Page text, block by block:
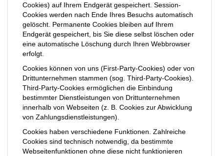
Cookies) auf Ihrem Endgerät gespeichert. Session-
Cookies werden nach Ende Ihres Besuchs automatisch
gelöscht. Permanente Cookies bleiben auf Ihrem
Endgerät gespeichert, bis Sie diese selbst löschen oder
eine automatische Löschung durch Ihren Webbrowser
erfolgt.
Cookies können von uns (First-Party-Cookies) oder von
Drittunternehmen stammen (sog. Third-Party-Cookies).
Third-Party-Cookies ermöglichen die Einbindung
bestimmter Dienstleistungen von Drittunternehmen
innerhalb von Webseiten (z. B. Cookies zur Abwicklung
von Zahlungsdienstleistungen).
Cookies haben verschiedene Funktionen. Zahlreiche
Cookies sind technisch notwendig, da bestimmte
Webseitenfunktionen ohne diese nicht funktionieren